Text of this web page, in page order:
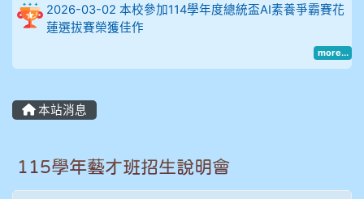
905蔣昇和
905周沛蓉
905鄭瑀安
907張晏寧
2026-03-02 本校參加114學年度總統盃AI素養爭霸賽花
蓮選拔賽榮獲佳作
more...
本站消息
115學年藝才班招生說明會